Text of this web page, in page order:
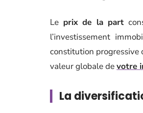
Le prix de la part
l’investissement
constitution progressive
valeur globale devotre
La